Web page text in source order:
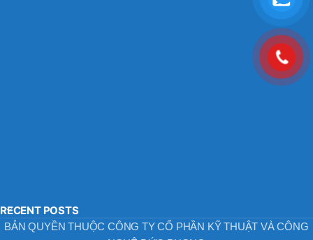
RECENT POSTS
BẢN QUYỀN THUỘC CÔNG TY CỔ PHẦN KỸ THUẬT VÀ CÔNG